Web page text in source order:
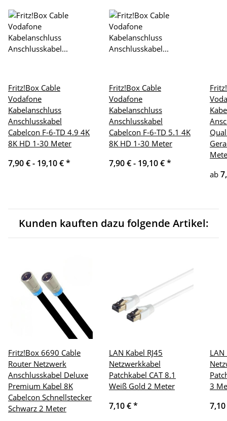
Fritz!Box Cable
Vodafone
Kabelanschluss
Anschlusskabel
Cabelcon F-6-TD 4.9 4K
8K HD 1-30 Meter
7,90 € - 19,10 €*
Fritz!Box Cable
Vodafone
Kabelanschluss
Anschlusskabel
Cabelcon F-6-TD 5.1 4K
8K HD 1-30 Meter
7,90 € - 19,10 €*
ab
Kunden kauften dazu folgende Artikel:
Fritz!Box 6690 Cable
Router Netzwerk
Anschlusskabel Deluxe
Premium Kabel 8K
Cabelcon Schnellstecker
Schwarz 2 Meter
LAN Kabel RJ45
Netzwerkkabel
Patchkabel CAT 8.1
Weiß Gold 2 Meter
7,10 €*
LAN
3